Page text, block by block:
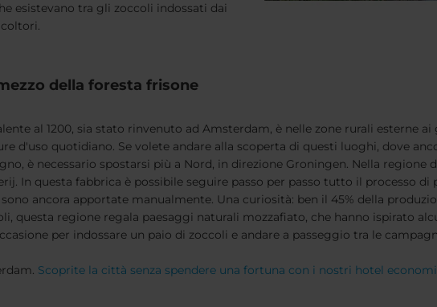
esistevano tra gli zoccoli indossati dai
della foresta frisone
al 1200, sia stato rinvenuto ad Amsterdam, è nelle zone rurali esterne
d'uso quotidiano. Se volete andare alla scoperta di questi luoghi, dove
è necessario spostarsi più a Nord, in direzione Groningen. Nella regione
In questa fabbrica è possibile seguire passo per passo tutto il processo
ancora apportate manualmente. Una curiosità: ben il 45% della
questa regione regala paesaggi naturali mozzafiato, che hanno ispirato
per indossare un paio di zoccoli e andare a passeggio tra le
Scoprite la città senza spendere una fortuna con i nostri hotel